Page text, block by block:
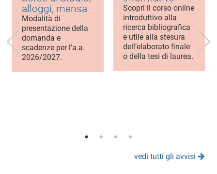
alloggi, mensa
Modalità di
presentazione della
domanda e
scadenze per l'a.a.
2026/2027.
Scopri il corso online
introduttivo alla
ricerca bibliografica
e utile alla stesura
dell’elaborato finale
o della tesi di laurea.
vedi tutti gli avvisi